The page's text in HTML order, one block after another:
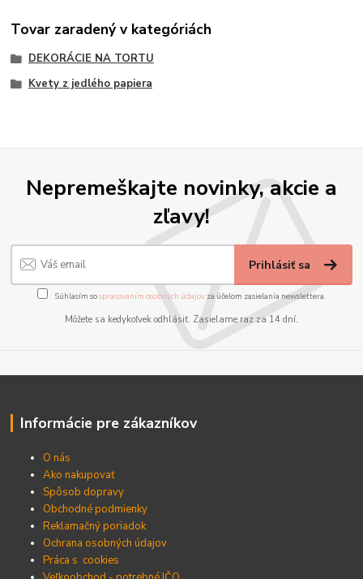
Tovar zaradený v kategóriách
DEKORÁCIE NA TORTU
Kvety z jedlého papiera
Nepremeškajte novinky, akcie a
zľavy!
Prihlásiť sa
Súhlasím sospracovaním osobných údajov za účelom zasielania newslettera.
Môžete sa kedykoľvek odhlásiť. Zasielame raz za 14 dní.
Informácie pre zákazníkov
O nás
Ako nakupovať
Spôsob dopravy
Obchodné podmienky
Reklamačný poriadok
Ochrana osobných údajov
Práca s cookies